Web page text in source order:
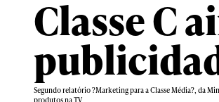
Classe C
Segundo relatório ?Marketing para a Classe Média?, da
produtos na TV